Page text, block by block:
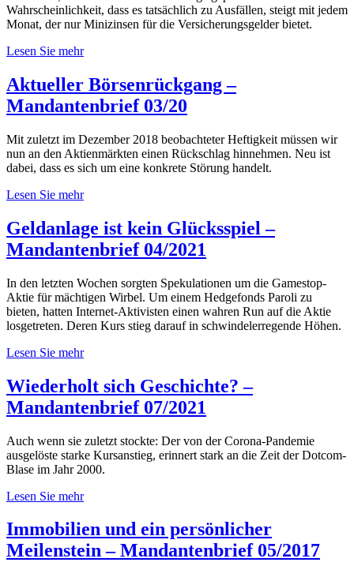
Wahrscheinlichkeit, dass es tatsächlich zu Ausfällen, steigt mit jedem
Monat, der nur Minizinsen für die Versicherungsgelder bietet.
Lesen Sie mehr
Aktueller Börsenrückgang –
Mandantenbrief 03/20
Mit zuletzt im Dezember 2018 beobachteter Heftigkeit müssen wir
nun an den Aktienmärkten einen Rückschlag hinnehmen. Neu ist
dabei, dass es sich um eine konkrete Störung handelt.
Lesen Sie mehr
Geldanlage ist kein Glücksspiel –
Mandantenbrief 04/2021
In den letzten Wochen sorgten Spekulationen um die Gamestop-
Aktie für mächtigen Wirbel. Um einem Hedgefonds Paroli zu
bieten, hatten Internet-Aktivisten einen wahren Run auf die Aktie
losgetreten. Deren Kurs stieg darauf in schwindelerregende Höhen.
Lesen Sie mehr
Wiederholt sich Geschichte? –
Mandantenbrief 07/2021
Auch wenn sie zuletzt stockte: Der von der Corona-Pandemie
ausgelöste starke Kursanstieg, erinnert stark an die Zeit der Dotcom-
Blase im Jahr 2000.
Lesen Sie mehr
Immobilien und ein persönlicher
Meilenstein – Mandantenbrief 05/2017